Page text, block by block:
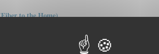
to the Home)